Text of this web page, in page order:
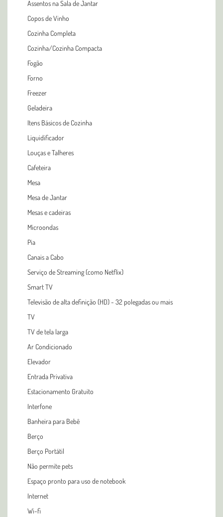
Assentos na Sala de Jantar
Copos de Vinho
Cozinha Completa
Cozinha/Cozinha Compacta
Fogão
Forno
Freezer
Geladeira
Itens Básicos de Cozinha
Liquidificador
Louças e Talheres
Cafeteira
Mesa
Mesa de Jantar
Mesas e cadeiras
Microondas
Pia
Canais a Cabo
Serviço de Streaming (como Netflix)
Smart TV
Televisão de alta definição (HD) - 32 polegadas ou mais
TV
TV de tela larga
Ar Condicionado
Elevador
Entrada Privativa
Estacionamento Gratuito
Interfone
Banheira para Bebê
Berço
Berço Portátil
Não permite pets
Espaço pronto para uso de notebook
Internet
Wi-fi